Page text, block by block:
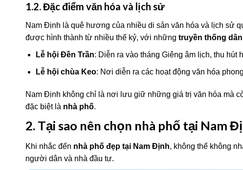
1.2. Đặc điểm văn hóa và lịch sử
Nam Định là quê hương của nhiều di sản văn hóa và lịch sử
được hình thành từ nhiều thế kỷ, với những truyền thống
Lễ hội Đền Trần: Diễn ra vào tháng Giêng âm lịch, thu hút
Lễ hội chùa Keo: Nơi diễn ra các hoạt động văn hóa
Nam Định không chỉ là nơi lưu giữ những giá trị văn hóa mà
đặc biệt là nhà phố.
2. Tại sao nên chọn nhà phố tại Nam
Khi nhắc đến nhà phố đẹp tại Nam Định, không thể không
người dân và nhà đầu tư.